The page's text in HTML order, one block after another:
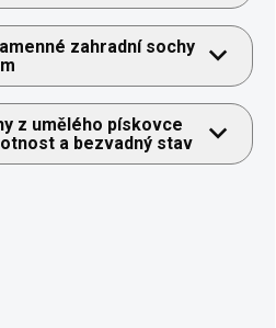
zahradní sochy
z umělého pískovce
a bezvadný stav